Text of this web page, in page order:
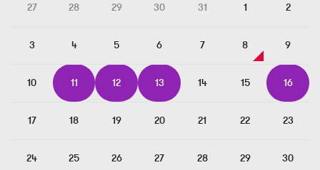
27 28 29 30 31 1 2
3 4 5 6 7 8 9
10 11 12 13 14 15 16
17 18 19 20 21 22 23
24 25 26 27 28 29 30